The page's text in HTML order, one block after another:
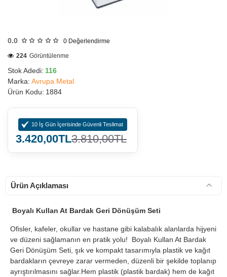
0.0 0 Değerlendirme
Stok Adedi: 116
Marka: Avrupa Metal
Ürün Kodu: 1884
224 Görüntülenme
10 İş Gün İçerisinde Güvenli Teslimat
3.420,00TL3.810,00TL
Ürün Açıklaması
Boyalı Kullan At Bardak Geri Dönüşüm Seti
Ofisler, kafeler, okullar ve hastane gibi kalabalık alanlarda hijyeni
ve düzeni sağlamanın en pratik yolu! Boyalı Kullan At Bardak
Geri Dönüşüm Seti, şık ve kompakt tasarımıyla plastik ve kağıt
bardakların çevreye zarar vermeden, düzenli bir şekilde toplanıp
ayrıştırılmasını sağlar.Hem plastik (plastik bardak) hem de kağıt